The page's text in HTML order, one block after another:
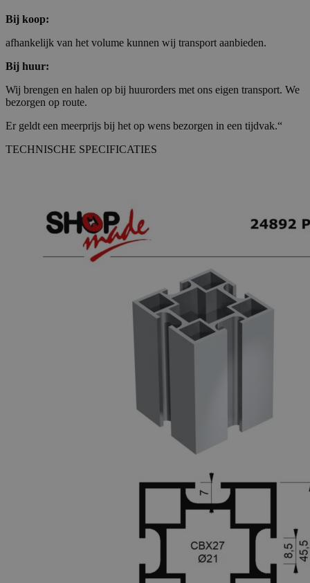
Bij koop:
afhankelijk van het volume kunnen wij transport aanbieden.
Bij huur:
Wij brengen en halen op bij huurorders met ons eigen transport. We
bezorgen op route.
Er geldt een meerprijs bij het op wens bezorgen in een tijdvak.“
TECHNISCHE SPECIFICATIES